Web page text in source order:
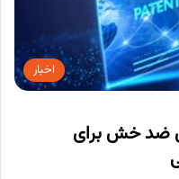
اخبار
ضد خش برای